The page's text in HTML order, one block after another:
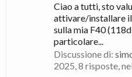
Ciao a tutti, sto
attivare/installare
sulla mia F40
particolare...
Discussione di:
2025, 8 risposte,